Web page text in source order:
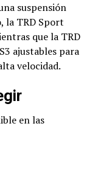
suspensión
la TRD Sport
que la TRD
ajustables para
velocidad.
en las